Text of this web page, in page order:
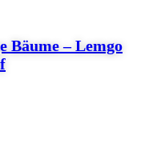
Bäume – Lemgo